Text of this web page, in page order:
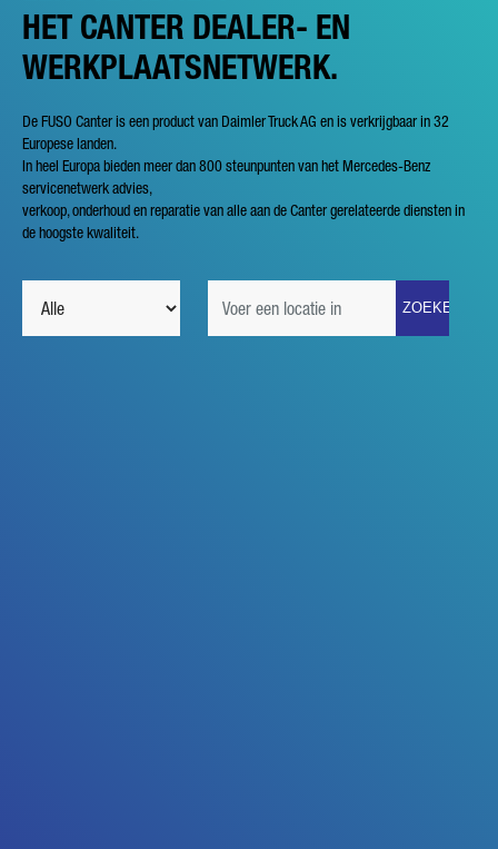
HET CANTER DEALER- EN
WERKPLAATSNETWERK.
De FUSO Canter is een product van Daimler Truck AG en is verkrijgbaar in 32
Europese landen.
In heel Europa bieden meer dan 800 steunpunten van het Mercedes-Benz
servicenetwerk advies,
verkoop, onderhoud en reparatie van alle aan de Canter gerelateerde diensten in
de hoogste kwaliteit.